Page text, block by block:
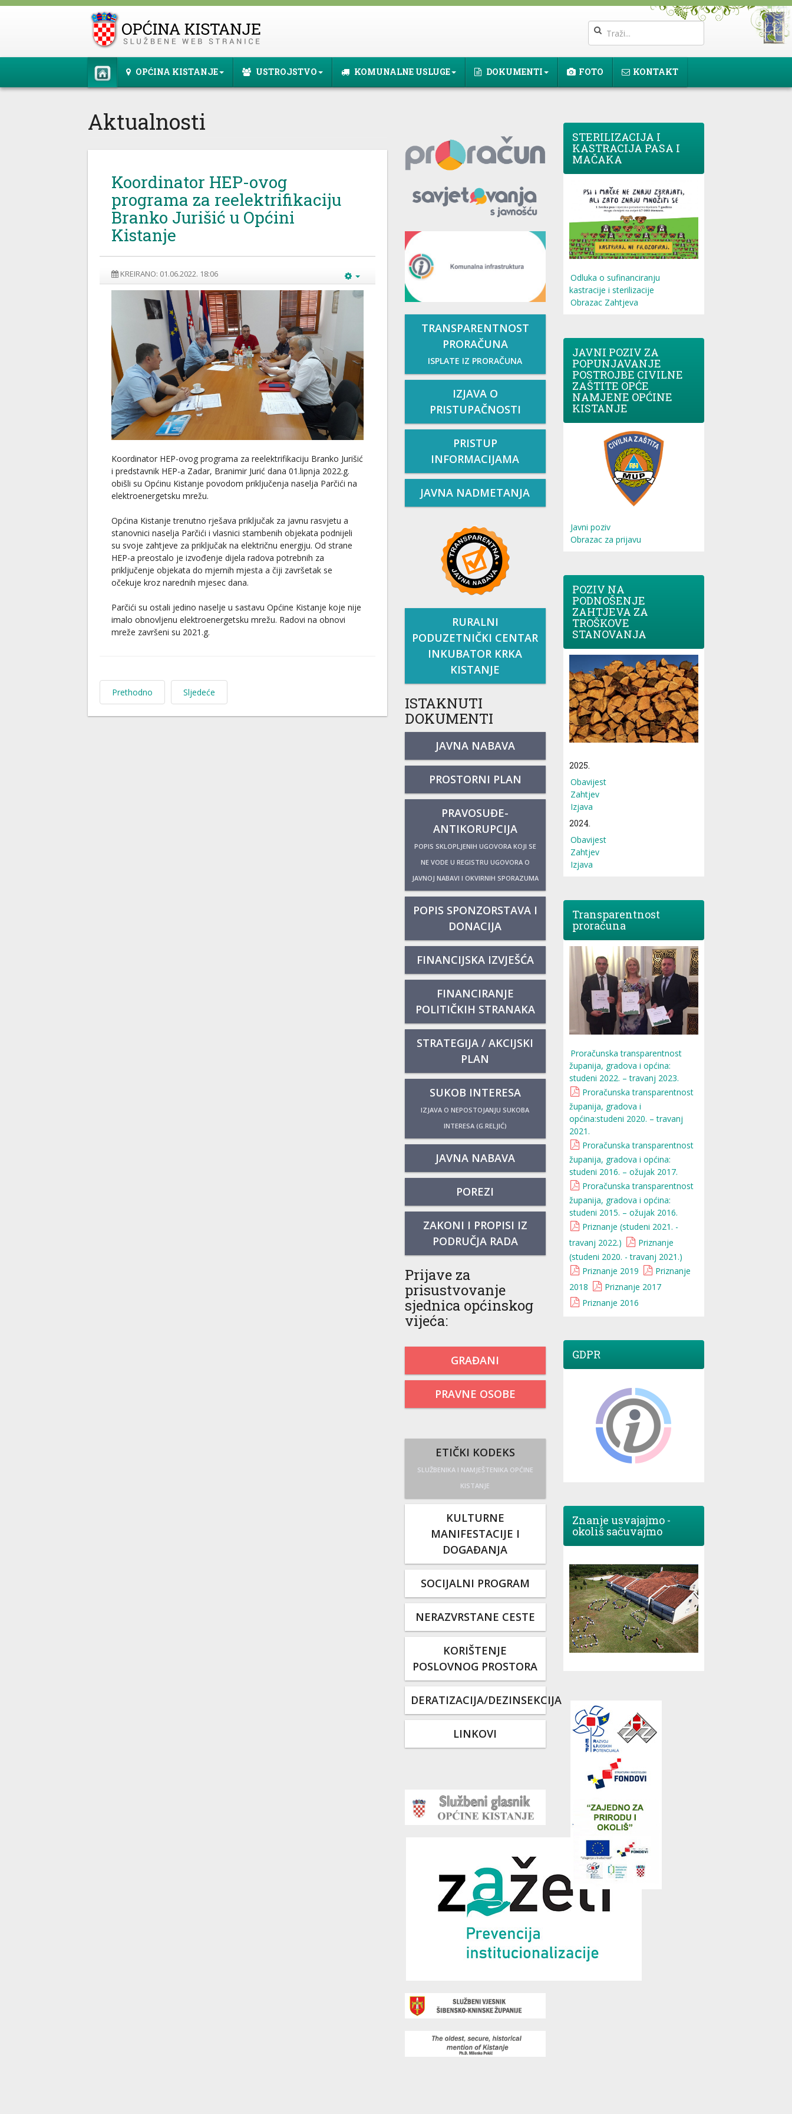
OPĆINA KISTANJE USTROJSTVO KOMUNALNE USLUGE DOKUMENTI FOTO KONTAKT
Aktualnosti
Koordinator HEP-ovog
programa za reelektrifikaciju
Branko Jurišić u Općini
Kistanje
KREIRANO: 01.06.2022. 18:06
Koordinator HEP-ovog programa za reelektrifikaciju Branko Jurišić
i predstavnik HEP-a Zadar, Branimir Jurić dana 01.lipnja 2022.g.
obišli su Općinu Kistanje povodom priključenja naselja Parčići na
elektroenergetsku mrežu.
Općina Kistanje trenutno rješava priključak za javnu rasvjetu a
stanovnici naselja Parčići i vlasnici stambenih objekata podnijeli
su svoje zahtjeve za priključak na električnu energiju. Od strane
HEP-a preostalo je izvođenje dijela radova potrebnih za
priključenje objekata do mjernih mjesta a čiji završetak se
očekuje kroz narednih mjesec dana.
Parčići su ostali jedino naselje u sastavu Općine Kistanje koje nije
imalo obnovljenu elektroenergetsku mrežu. Radovi na obnovi
mreže završeni su 2021.g.
Prethodno Sljedeće
TRANSPARENTNOST
PRORAČUNA
ISPLATE IZ PRORAČUNA
IZJAVA O
PRISTUPAČNOSTI
PRISTUP
INFORMACIJAMA
JAVNA NADMETANJA
RURALNI
PODUZETNIČKI CENTAR
INKUBATOR KRKA
KISTANJE
ISTAKNUTI
DOKUMENTI
JAVNA NABAVA
PROSTORNI PLAN
PRAVOSUĐE-
ANTIKORUPCIJA
POPIS SKLOPLJENIH UGOVORA KOJI SE
NE VODE U REGISTRU UGOVORA O
JAVNOJ NABAVI I OKVIRNIH SPORAZUMA
POPIS SPONZORSTAVA I
DONACIJA
FINANCIJSKA IZVJEŠĆA
FINANCIRANJE
POLITIČKIH STRANAKA
STRATEGIJA / AKCIJSKI
PLAN
SUKOB INTERESA
IZJAVA O NEPOSTOJANJU SUKOBA
INTERESA (G.RELJIĆ)
JAVNA NABAVA
POREZI
ZAKONI I PROPISI IZ
PODRUČJA RADA
Prijave za
prisustvovanje
sjednica općinskog
vijeća:
GRAĐANI
PRAVNE OSOBE
ETIČKI KODEKS
SLUŽBENIKA I NAMJEŠTENIKA OPĆINE
KISTANJE
KULTURNE
MANIFESTACIJE I
DOGAĐANJA
SOCIJALNI PROGRAM
NERAZVRSTANE CESTE
KORIŠTENJE
POSLOVNOG PROSTORA
DERATIZACIJA/DEZINSEKCIJA
LINKOVI
STERILIZACIJA I
KASTRACIJA PASA I
MAČAKA
Odluka o sufinanciranju
kastracije i sterilizacije
Obrazac Zahtjeva
JAVNI POZIV ZA
POPUNJAVANJE
POSTROJBE CIVILNE
ZAŠTITE OPĆE
NAMJENE OPĆINE
KISTANJE
Javni poziv
Obrazac za prijavu
POZIV NA
PODNOŠENJE
ZAHTJEVA ZA
TROŠKOVE
STANOVANJA
2025.
Obavijest
Zahtjev
Izjava
2024.
Obavijest
Zahtjev
Izjava
Transparentnost
proračuna
Proračunska transparentnost
županija, gradova i općina:
studeni 2022. – travanj 2023.
Proračunska transparentnost
županija, gradova i
općina:studeni 2020. – travanj
2021.
Proračunska transparentnost
županija, gradova i općina:
studeni 2016. – ožujak 2017.
Proračunska transparentnost
županija, gradova i općina:
studeni 2015. – ožujak 2016.
Priznanje (studeni 2021. -
travanj 2022.)
Priznanje
(studeni 2020. - travanj 2021.)
Priznanje 2019
Priznanje
2018
Priznanje 2017
Priznanje 2016
GDPR
Znanje usvajajmo -
okoliš sačuvajmo